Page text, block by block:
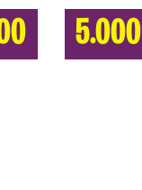
5.000